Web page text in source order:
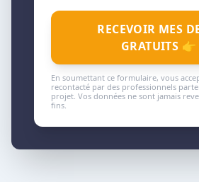
RECEVOIR MES
GRATUITS 👉
En soumettant ce formulaire, vous
recontacté par des professionnels
projet. Vos données ne sont jamais
fins.